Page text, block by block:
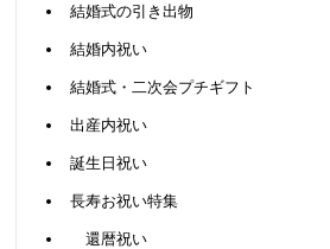
結婚式の引き出物
結婚内祝い
結婚式・二次会プチギフト
出産内祝い
誕生日祝い
長寿お祝い特集
還暦祝い